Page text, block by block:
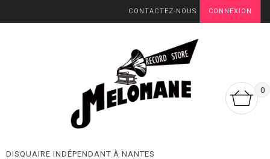
CONNEXION
CONTACTEZ-NOUS
0
DISQUAIRE INDÉPENDANT À NANTES